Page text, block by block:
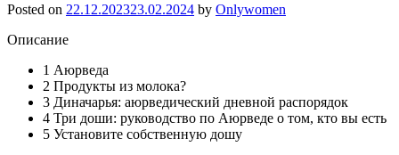
Posted on 22.12.202323.02.2024 by Onlywomen
Описание
1 Аюрведа
2 Продукты из молока?
3 Диначарья: аюрведический дневной распорядок
4 Три доши: руководство по Аюрведе о том, кто вы есть
5 Установите собственную дошу